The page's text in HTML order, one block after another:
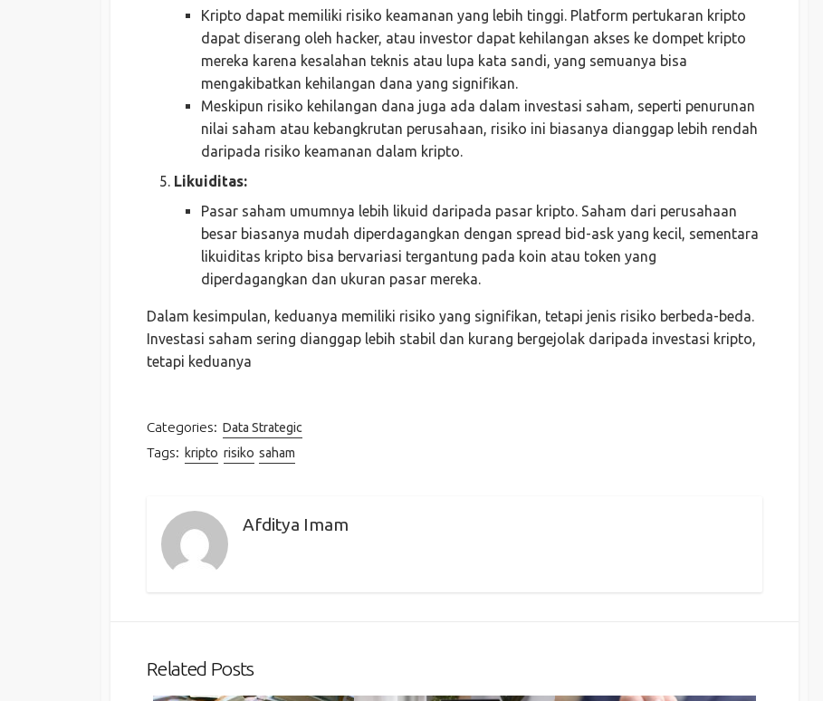
Kripto dapat memiliki risiko keamanan yang lebih tinggi. Platform pertukaran kripto
dapat diserang oleh hacker, atau investor dapat kehilangan akses ke dompet kripto
mereka karena kesalahan teknis atau lupa kata sandi, yang semuanya bisa
mengakibatkan kehilangan dana yang signifikan.
Meskipun risiko kehilangan dana juga ada dalam investasi saham, seperti penurunan
nilai saham atau kebangkrutan perusahaan, risiko ini biasanya dianggap lebih rendah
daripada risiko keamanan dalam kripto.
Likuiditas:
Pasar saham umumnya lebih likuid daripada pasar kripto. Saham dari perusahaan
besar biasanya mudah diperdagangkan dengan spread bid-ask yang kecil, sementara
likuiditas kripto bisa bervariasi tergantung pada koin atau token yang
diperdagangkan dan ukuran pasar mereka.
Dalam kesimpulan, keduanya memiliki risiko yang signifikan, tetapi jenis risiko berbeda-beda.
Investasi saham sering dianggap lebih stabil dan kurang bergejolak daripada investasi kripto,
tetapi keduanya
Categories: Data Strategic
Tags: kripto risiko saham
Afditya Imam
Related Posts